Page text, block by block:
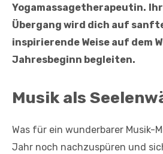
Yogamassagetherapeutin.
Übergang wird dich auf
inspirierende Weise auf dem
Jahresbeginn begleiten.
Musik als
Was für ein wunderbarer Musik-
Jahr noch nachzuspüren und